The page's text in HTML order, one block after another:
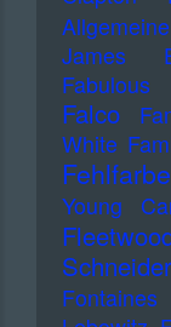
James
Falco
White
Young
Schneider